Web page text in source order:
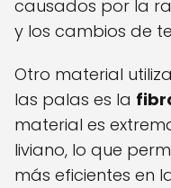
causados por la
y los cambios de
Otro material
las palas es la
material es
liviano, lo que
más eficientes en